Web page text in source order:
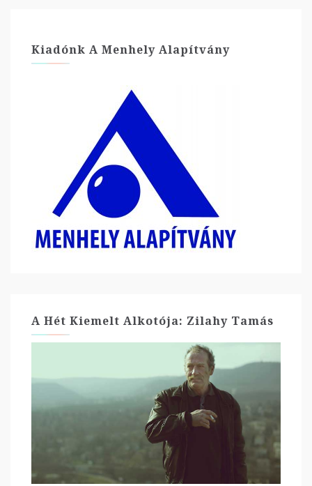
Kiadónk A Menhely Alapítvány
A Hét Kiemelt Alkotója: Zilahy Tamás